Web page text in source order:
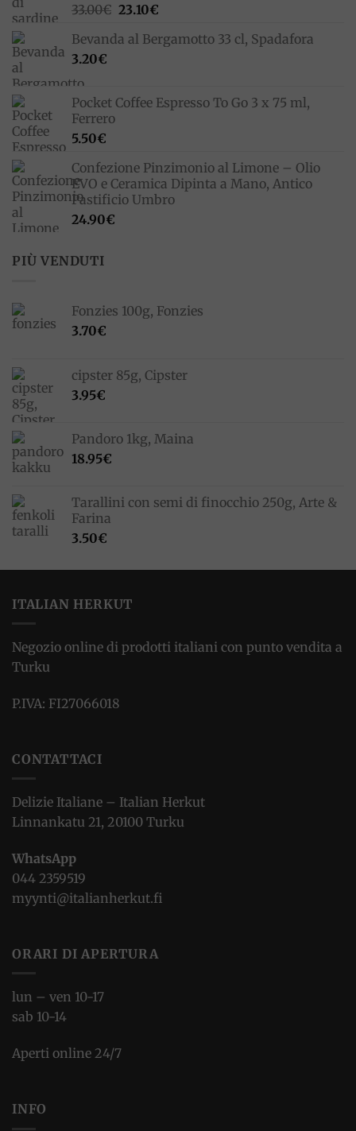
33.00€ Il
originale
23.10€Il
attuale
Bevanda al Bergamotto 33 cl, Spadafora
3.20€
Pocket Coffee Espresso To Go 3 x 75 ml,
Ferrero
5.50€
Confezione Pinzimonio al Limone – Olio
EVO e Ceramica Dipinta a Mano, Antico
Pastificio Umbro
24.90€
PIÙ VENDUTI
Fonzies 100g, Fonzies
3.70€
cipster 85g, Cipster
3.95€
Pandoro 1kg, Maina
18.95€
Tarallini con semi di finocchio 250g, Arte &
Farina
3.50€
ITALIAN HERKUT
Negozio online di prodotti italiani con punto vendita a
Turku
P.IVA: FI27066018
CONTATTACI
Delizie Italiane – Italian Herkut
Linnankatu 21, 20100 Turku
WhatsApp
044 2359519
myynti@italianherkut.fi
ORARI DI APERTURA
lun – ven 10-17
sab 10-14
Aperti online 24/7
INFO